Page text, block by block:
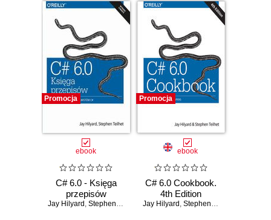
Promocja
ebook
C# 6.0 - Księga
przepisów
Jay Hilyard , Stephen Teilhet
Promocja
ebook
C# 6.0 Cookbook.
4th Edition
Jay Hilyard , Stephen Teilhet